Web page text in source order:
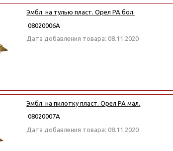
Эмбл. на тулью пласт. Орел РА бол.
08020006А
Дата добавления товара: 08.11.2020
Эмбл. на пилотку пласт. Орел РА мал.
08020007А
Дата добавления товара: 08.11.2020